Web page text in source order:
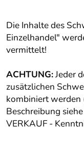
Die Inhalte des
Einzelhandel"
vermittelt!
ACHTUNG:Jeder
zusätzlichen
kombiniert werden
Beschreibung
VERKAUF -